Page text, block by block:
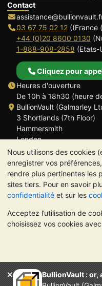
Nous utilisons des cookies
enregistrer vos
rendre plus pertinentes les
sites tiers. Pour en savoir
confidentialité et sur les
Acceptez l’utilisation de
choisissez vos cookies
BullionVault : or,
Contact
03 67 75 02 12((France
+44 (0)20 8600 0130
1-888-908-2858 (Etats-
Cliquez pour
Heures d'ouverture
De 10h à 18h30 (heure
BullionVault (Galmarley
3 Shortlands (7th Floor)
Hammersmith
London
W6 8DA
ROYAUME UNI
TrustScore 4.6 | 534 avis
VEUILLEZ NOTER: La
bien baisser
garantissent pas l'évolution
Internet de BullionVault ou
constitue un conseil en
professionnel est à